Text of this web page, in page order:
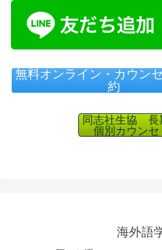
無料オンライン・カウン
約
同志社生協
個別カウン
海外語